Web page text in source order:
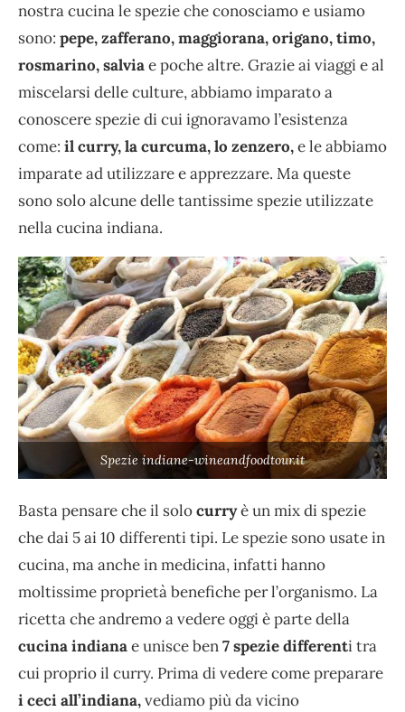
nostra cucina le spezie che conosciamo e usiamo
sono: pepe, zafferano, maggiorana, origano, timo,
rosmarino, salviae poche altre. Grazie ai viaggi e al
miscelarsi delle culture, abbiamo imparato a
conoscere spezie di cui ignoravamo l’esistenza
come: il curry, la curcuma, lo zenzero,e le abbiamo
imparate ad utilizzare e apprezzare. Ma queste
sono solo alcune delle tantissime spezie utilizzate
nella cucina indiana.
Spezie indiane-wineandfoodtour.it
Basta pensare che il solocurryè un mix di spezie
che dai 5 ai 10 differenti tipi. Le spezie sono usate in
cucina, ma anche in medicina, infatti hanno
moltissime proprietà benefiche per l’organismo. La
ricetta che andremo a vedere oggi è parte della
cucina indianae unisce ben7 spezie differenti tra
cui proprio il curry. Prima di vedere come preparare
i ceci all’indiana,vediamo più da vicino